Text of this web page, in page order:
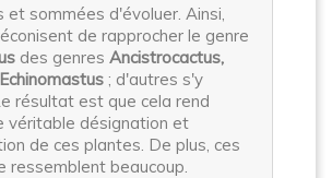
et sommées d'évoluer. Ainsi,
de rapprocher le genre
des genres Ancistrocactus,
; d'autres s'y
résultat est que cela rend
véritable désignation et
de ces plantes. De plus, ces
ressemblent beaucoup.